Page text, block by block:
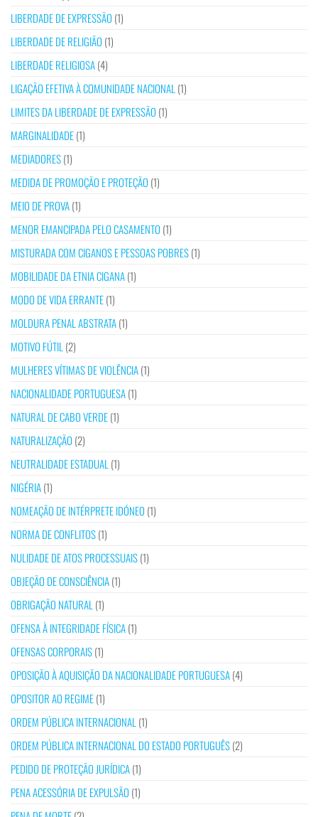
LIBERDADE DE EXPRESSÃO (1)
LIBERDADE DE RELIGIÃO (1)
LIBERDADE RELIGIOSA(4)
LIGAÇÃO EFETIVA À COMUNIDADE NACIONAL (1)
LIMITES DA LIBERDADE DE EXPRESSÃO (1)
MARGINALIDADE(1)
MEDIADORES(1)
MEDIDA DE PROMOÇÃO E PROTEÇÃO (1)
MEIO DE PROVA(1)
MENOR EMANCIPADA PELO CASAMENTO (1)
MISTURADA COM CIGANOS E PESSOAS POBRES(1)
MOBILIDADE DA ETNIA CIGANA(1)
MODO DE VIDA ERRANTE(1)
MOLDURA PENAL ABSTRATA(1)
MOTIVO FÚTIL (2)
MULHERES VÍTIMAS DE VIOLÊNCIA(1)
NACIONALIDADE PORTUGUESA(1)
NATURAL DE CABO VERDE(1)
NATURALIZAÇÃO (2)
NEUTRALIDADE ESTADUAL (1)
NIGÉRIA(1)
NOMEAÇÃO DE INTÉRPRETE IDÓNEO (1)
NORMA DE CONFLITOS(1)
NULIDADE DE ATOS PROCESSUAIS(1)
OBJEÇÃO DE CONSCIÊNCIA(1)
OBRIGAÇÃO NATURAL (1)
OFENSA À INTEGRIDADE FÍSICA(1)
OFENSAS CORPORAIS(1)
OPOSIÇÃO À AQUISIÇÃO DA NACIONALIDADE PORTUGUESA(4)
OPOSITOR AO REGIME(1)
ORDEM PÚBLICA INTERNACIONAL (1)
ORDEM PÚBLICA INTERNACIONAL DO ESTADO PORTUGUÊS(2)
PEDIDO DE PROTEÇÃO JURÍDICA(1)
PENA ACESSÓRIA DE EXPULSÃO (1)